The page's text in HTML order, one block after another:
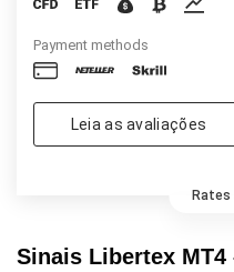
Payment methods
Leia as avaliações
Rates
Sinais Libertex